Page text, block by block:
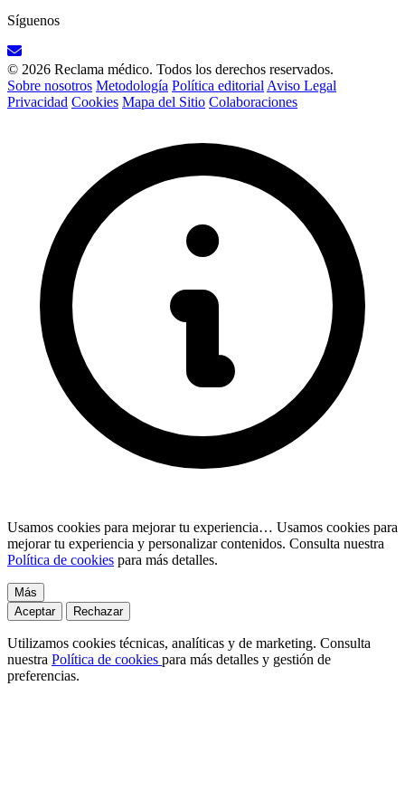
Síguenos
© 2026 Reclama médico. Todos los derechos reservados.
Sobre nosotros Metodología Política editorial Aviso Legal
Privacidad Cookies Mapa del Sitio Colaboraciones
Usamos cookies para mejorar tu experiencia… Usamos cookies para
mejorar tu experiencia y personalizar contenidos. Consulta nuestra
Política de cookies para más detalles.
Más
Aceptar
Rechazar
Utilizamos cookies técnicas, analíticas y de marketing. Consulta
nuestra Política de cookies para más detalles y gestión de
preferencias.